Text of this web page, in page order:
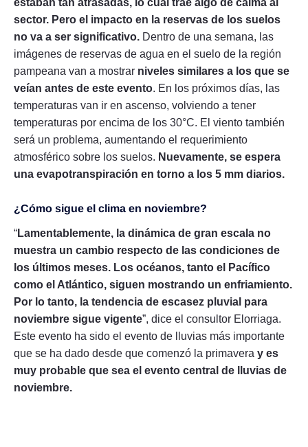
estaban tan atrasadas, lo cual trae algo de calma al
sector. Pero el impacto en la reservas de los suelos
no va a ser significativo. Dentro de una semana, las
imágenes de reservas de agua en el suelo de la región
pampeana van a mostrar niveles similares a los que se
veían antes de este evento. En los próximos días, las
temperaturas van ir en ascenso, volviendo a tener
temperaturas por encima de los 30°C. El viento también
será un problema, aumentando el requerimiento
atmosférico sobre los suelos. Nuevamente, se espera
una evapotranspiración en torno a los 5 mm diarios.
¿Cómo sigue el clima en noviembre?
“Lamentablemente, la dinámica de gran escala no
muestra un cambio respecto de las condiciones de
los últimos meses. Los océanos, tanto el Pacífico
como el Atlántico, siguen mostrando un enfriamiento.
Por lo tanto, la tendencia de escasez pluvial para
noviembre sigue vigente”, dice el consultor Elorriaga.
Este evento ha sido el evento de lluvias más importante
que se ha dado desde que comenzó la primavera y es
muy probable que sea el evento central de lluvias de
noviembre.